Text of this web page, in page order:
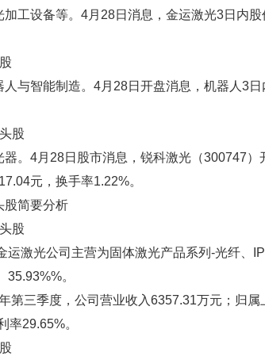
加工设备等。4月28日消息，金运激光3日内
人与智能制造。4月28日开盘消息，机器人3
股
器。4月28日股市消息，锐科激光（300747
元，换手率1.22%。
股简要分析
股
运激光公司主营为固体激光产品系列-光纤、
35.93%%。
第三季度，公司营业收入6357.31万元；归
率29.65%。